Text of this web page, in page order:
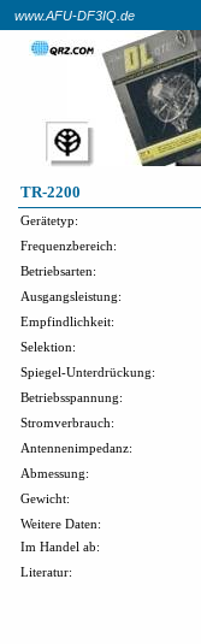
TR-2200
www.AFU-DF3IQ.de
Gerätetyp:
Frequenzbereich:
Betriebsarten:
Ausgangsleistung:
Empfindlichkeit:
Selektion:
Spiegel-Unterdrückung:
Betriebsspannung:
Stromverbrauch:
Antennenimpedanz:
Abmessung:
Gewicht:
Weitere Daten:
Im Handel ab:
Literatur: